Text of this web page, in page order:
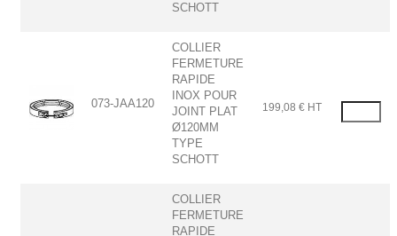
SCHOTT
073-JAA120
COLLIER
FERMETURE
RAPIDE
INOX POUR
JOINT PLAT
Ø120MM
TYPE
SCHOTT
199,08 € HT
COLLIER
FERMETURE
RAPIDE